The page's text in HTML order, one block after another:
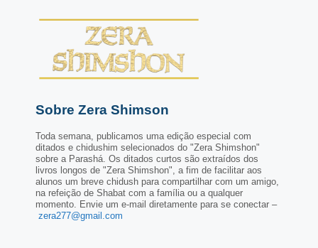
Sobre Zera Shimson
Toda semana, publicamos uma edição especial com
ditados e chidushim selecionados do "Zera Shimshon"
sobre a Parashá. Os ditados curtos são extraídos dos
livros longos de "Zera Shimshon", a fim de facilitar aos
alunos um breve chidush para compartilhar com um amigo,
na refeição de Shabat com a família ou a qualquer
momento. Envie um e-mail diretamente para se conectar –
zera277@gmail.com